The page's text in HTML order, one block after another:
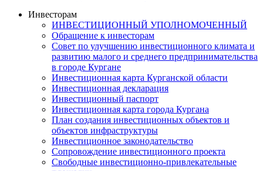
Инвесторам
ИНВЕСТИЦИОННЫЙ УПОЛНОМОЧЕННЫЙ
Обращение к инвесторам
Совет по улучшению инвестиционного климата и
развитию малого и среднего предпринимательства
в городе Кургане
Инвестиционная карта Курганской области
Инвестиционная декларация
Инвестиционный паспорт
Инвестиционная карта города Кургана
План создания инвестиционных объектов и
объектов инфраструктуры
Инвестиционное законодательство
Сопровождение инвестиционного проекта
Свободные инвестиционно-привлекательные